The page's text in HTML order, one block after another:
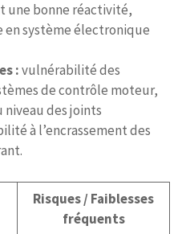
une bonne réactivité,
en système électronique
:vulnérabilité des
de contrôle moteur,
des joints
à l’encrassement des
Risques / Faiblesses
fréquents